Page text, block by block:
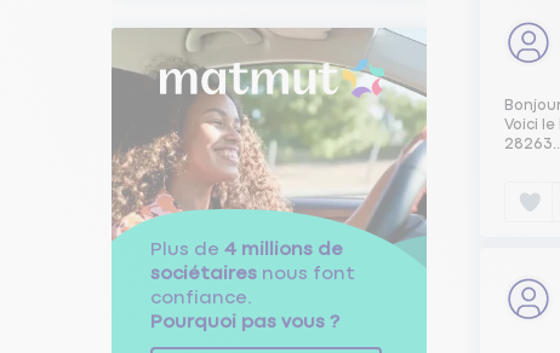
Plus de 4 millions de
sociétaires nous font
confiance.
Pourquoi pas vous ?
Voici